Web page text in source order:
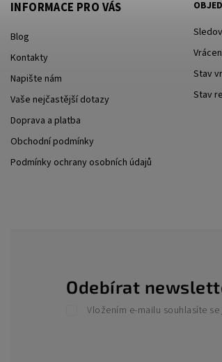
INFORMACE PRO VÁS
Blog
Kontakty
Napište nám
Vaše nejčastější dotazy
Doprava a platba
Obchodní podmínky
Podmínky ochrany osobních údajů
Stav
Stav
Odebírat
Vložením e-mailu souhlasíte se